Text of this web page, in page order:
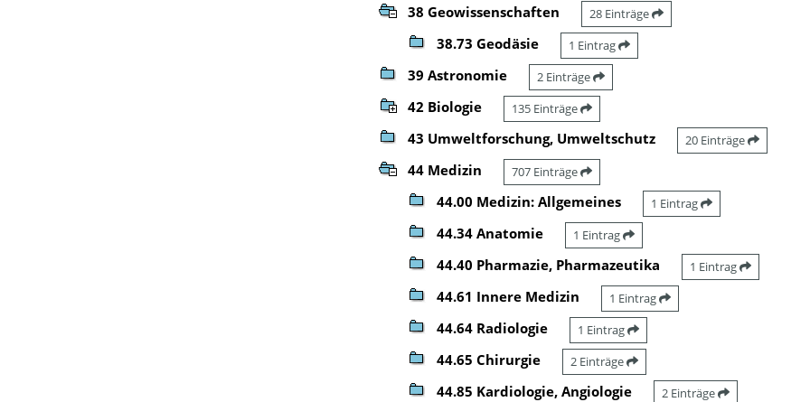
38 Geowissenschaften 28 Einträge
38.73 Geodäsie 1 Eintrag
39 Astronomie 2 Einträge
42 Biologie 135 Einträge
43 Umweltforschung, Umweltschutz 20 Einträge
44 Medizin 707 Einträge
44.00 Medizin: Allgemeines 1 Eintrag
44.34 Anatomie 1 Eintrag
44.40 Pharmazie, Pharmazeutika 1 Eintrag
44.61 Innere Medizin 1 Eintrag
44.64 Radiologie 1 Eintrag
44.65 Chirurgie 2 Einträge
44.85 Kardiologie, Angiologie 2 Einträge